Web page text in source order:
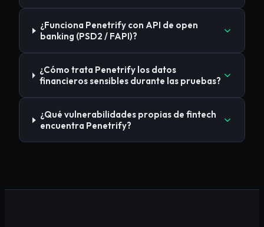
¿Funciona Penetrify con API de open
banking (PSD2 / FAPI)?
¿Cómo trata Penetrify los datos
financieros sensibles durante las pruebas?
¿Qué vulnerabilidades propias de fintech
encuentra Penetrify?